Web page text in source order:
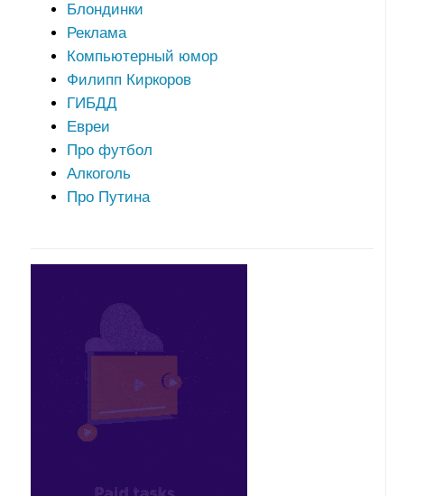
Блондинки
Реклама
Компьютерный юмор
Филипп Киркоров
ГИБДД
Евреи
Про футбол
Алкоголь
Про Путина